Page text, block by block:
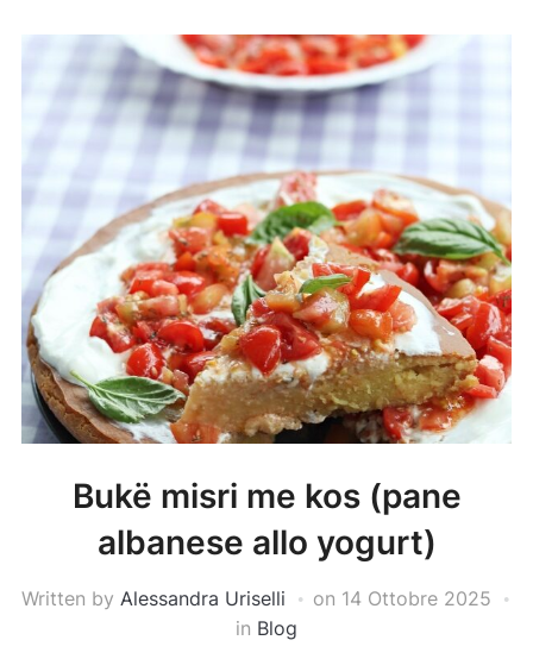
Bukë misri me kos (pane
albanese allo yogurt)
Written by Alessandra Uriselli on 14 Ottobre 2025
in Blog